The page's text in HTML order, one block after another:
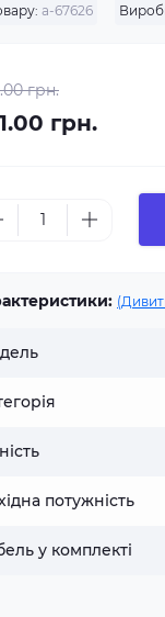
a-67626
грн.
грн.
потужність
у комплекті